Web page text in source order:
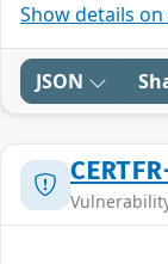
Show details
JSON